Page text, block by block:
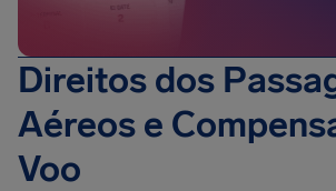
Direitos dos
Aéreos e
Voo